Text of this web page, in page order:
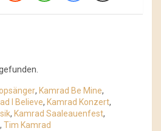
, Kamrad Be Mine,
I Believe, Kamrad Konzert,
, Kamrad Saaleauenfest,
, Tim Kamrad